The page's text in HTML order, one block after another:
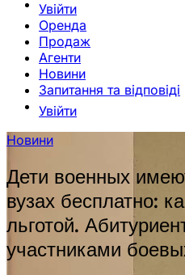
Увійти
Оренда
Продаж
Агенти
Новини
Запитання та відповіді
Увійти
Новини
Дети военных
вузах бесплатно:
льготой.
участниками